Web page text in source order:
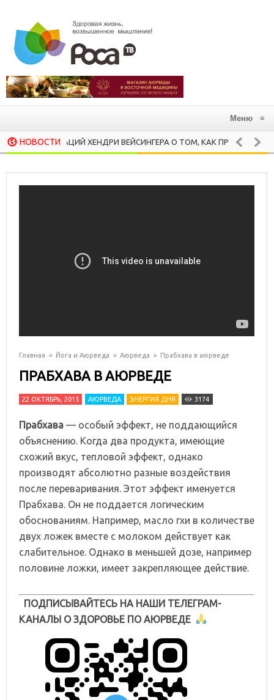
Меню ≡
НОВОСТИХЕНДРИ ВЕЙСИНГЕРА О ТОМ, КАК ПРОТИВОСТОЯТЬ
Главная » Йога и Аюрведа » Аюрведа » Прабхава в аюрведе
ПРАБХАВА В АЮРВЕДЕ
22 ОКТЯБРЬ, 2015 АЮРВЕДА ЭНЕРГИЯ ДНЯ 3174
Прабхава — особый эффект, не поддающийся
объяснению. Когда два продукта, имеющие
схожий вкус, тепловой эффект, однако
производят абсолютно разные воздействия
после переваривания. Этот эффект именуется
Прабхава. Он не поддается логическим
обоснованиям. Например, масло гхи в количестве
двух ложек вместе с молоком действует как
слабительное. Однако в меньшей дозе, например
половине ложки, имеет закрепляющее действие.
ПОДПИСЫВАЙТЕСЬ НА НАШИ ТЕЛЕГРАМ-
КАНАЛЫ О ЗДОРОВЬЕ ПО АЮРВЕДЕ